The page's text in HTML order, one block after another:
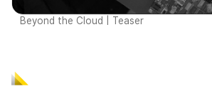
Beyond the Cloud | Teaser